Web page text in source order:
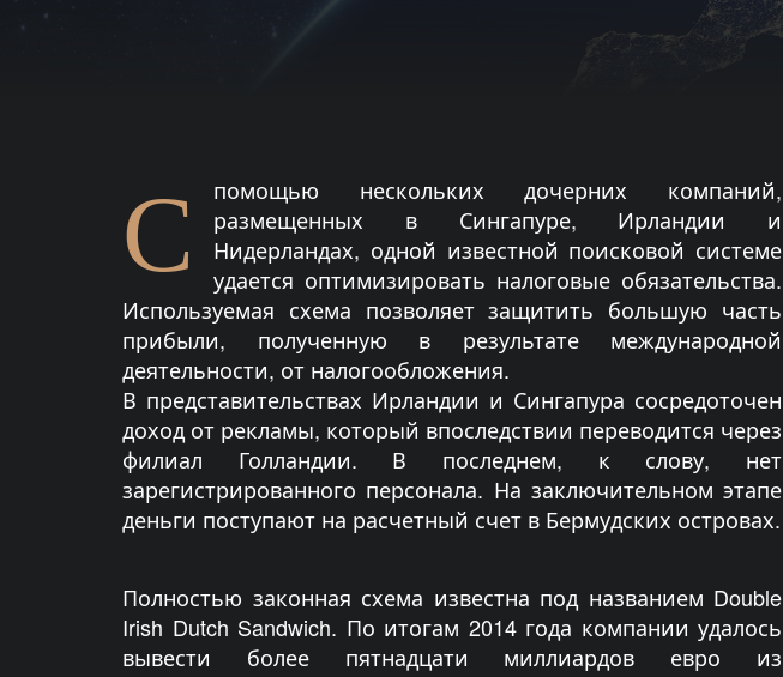
С
помощью нескольких дочерних компаний,
размещенных в Сингапуре, Ирландии и
Нидерландах, одной известной поисковой системе
удается оптимизировать налоговые обязательства.
Используемая схема позволяет защитить большую часть
прибыли, полученную в результате международной
деятельности, от налогообложения.
В представительствах Ирландии и Сингапура сосредоточен
доход от рекламы, который впоследствии переводится через
филиал Голландии. В последнем, к слову, нет
зарегистрированного персонала. На заключительном этапе
деньги поступают на расчетный счет в Бермудских островах.
Полностью законная схема известна под названием Double
Irish Dutch Sandwich. По итогам 2014 года компании удалось
вывести более пятнадцати миллиардов евро из